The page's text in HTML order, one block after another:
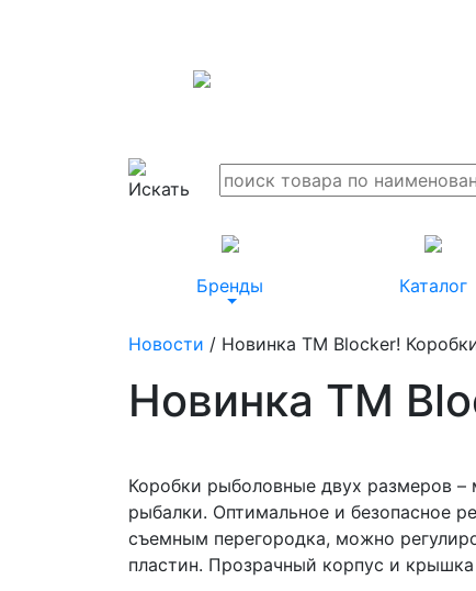
Бренды Каталог
Новости / Новинка ТМ Blocker!
Новинка ТМ
Коробки рыболовные двух размеров –
рыбалки. Оптимальное и безопасное
съемным перегородка, можно
пластин. Прозрачный корпус и